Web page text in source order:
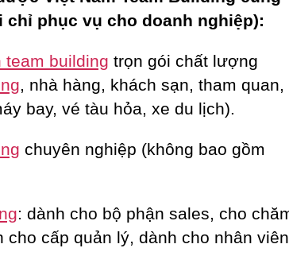
phục vụ cho doanh nghiệp):
team building trọn gói chất lượng
, nhà hàng, khách sạn, tham quan,
bay, vé tàu hỏa, xe du lịch).
chuyên nghiệp (không bao gồm
: dành cho bộ phận sales, cho
cho cấp quản lý, dành cho nhân viên